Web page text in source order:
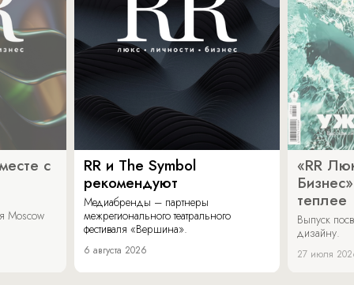
с
Moscow
RR и The Symbol
рекомендуют
Медиабренды – партнеры
межрегионального театрального
фестиваля «Вершина».
6 августа 2026
«RR
теплее
Выпуск
дизайну.
27 июля